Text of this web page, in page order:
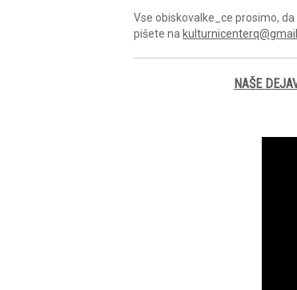
Vse obiskovalke_ce prosimo,
pišete na
NAŠE